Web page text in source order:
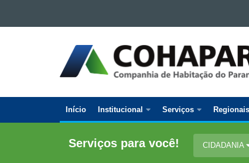
Ir para a navegação
COMPANHIA
DE
HABITAÇÃO
PARANÁ
Navegação
Principal
Início Institucional Serviços Regionais
Serviços para você! CIDADANIA